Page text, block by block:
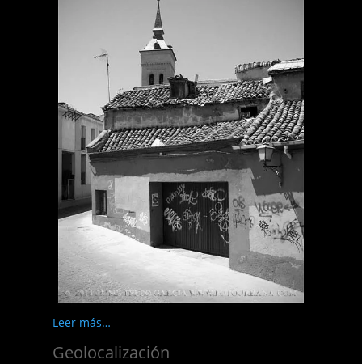
Leer más…
Geolocalización